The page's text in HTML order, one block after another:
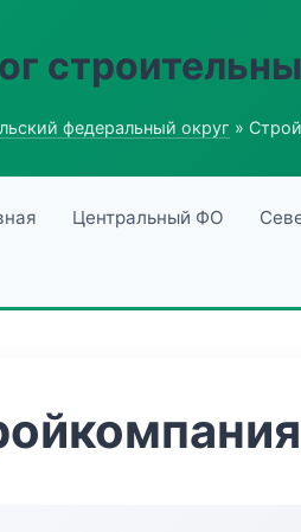
федеральный округ »
Центральный ФО